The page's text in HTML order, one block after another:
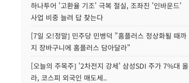
하나투어 '고환율 기조' 극복 절실, 조좌진 '인바운드'
사업 비중 늘려 답 찾는다
[7일 오!정말] 민주당 민병덕 "홈플러스 정상화될 때까
지 장바구니에 홈플러스 담아달라"
[오늘의 주목주] '2차전지 강세' 삼성SDI 주가 7%대 올
라, 코스피 외국인 매도세..